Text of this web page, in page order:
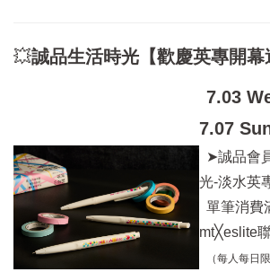
💥誠品生活時光【歡慶英專開幕
7.03
7.07
➤誠品會
光-淡水英
單筆消費
mt╳eslite
（每人每日